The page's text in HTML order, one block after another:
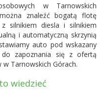
w Tarnowskich
znaleźć bogatą flotę
silnikiem diesla i silnikiem
i automatyczną skrzynią
auto pod wskazany
zapoznania się z ofertą
Tarnowskich Górach.
wiedzieć